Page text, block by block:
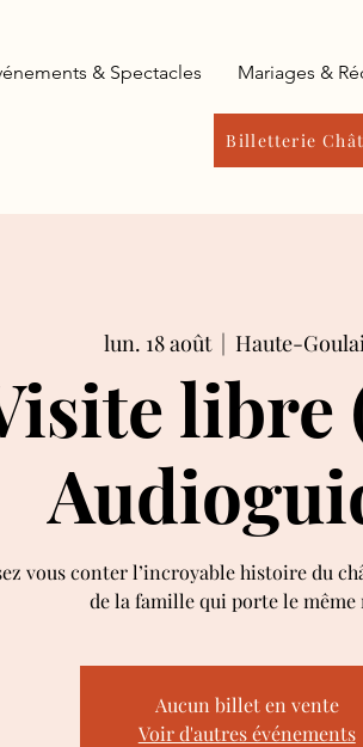
Billetterie
& Spectacles Mariages &
lun. 18 août
  |
Haute-
libre
vous conter l’incroyable histoire du
de la famille qui porte le même
Aucun billet en vente
Voir d'autres événements